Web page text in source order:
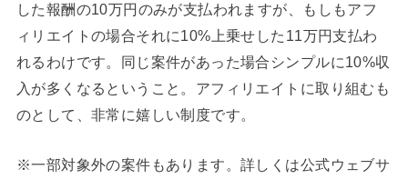
した報酬の10万円のみが支払われますが、もしもアフ
ィリエイトの場合それに10%上乗せした11万円支払わ
れるわけです。同じ案件があった場合シンプルに10%収
入が多くなるということ。アフィリエイトに取り組むも
のとして、非常に嬉しい制度です。
※一部対象外の案件もあります。詳しくは公式ウェブサ